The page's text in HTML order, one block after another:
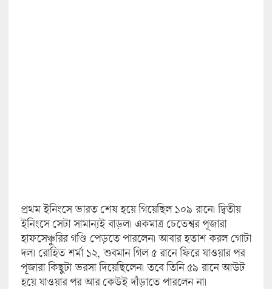
প্রথম ইনিংসে ভারত শেষ হয়ে গিয়েছিল ১০৯ রানে। দ্বিতীয়
ইনিংসে সেটা সামান্যই বাড়ল। একমাত্র চেতেশ্বর পূজারা
হাফসেঞ্চুরির গণ্ডি পেড়তে পারলেন। আবার হতাশ করল গোটা
দল। রোহিত শর্মা ১২, শুবমান গিল ৫ রানে ফিরে যাওয়ার পর
পূজারা কিছুটা ভরসা দিয়েছিলেন। তবে তিনি ৫৯ রানে আউট
হয়ে যাওয়ার পর আর কেউই দাঁড়াতে পারলেন না।